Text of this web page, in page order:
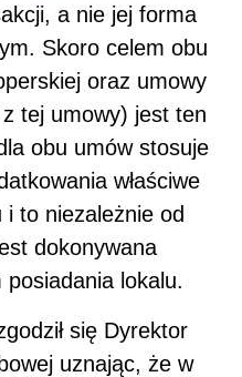
a nie jej forma
Skoro celem obu
oraz umowy
tej umowy) jest ten
obu umów stosuje
właściwe
to niezależnie od
dokonywana
posiadania lokalu.
się Dyrektor
uznając, że w